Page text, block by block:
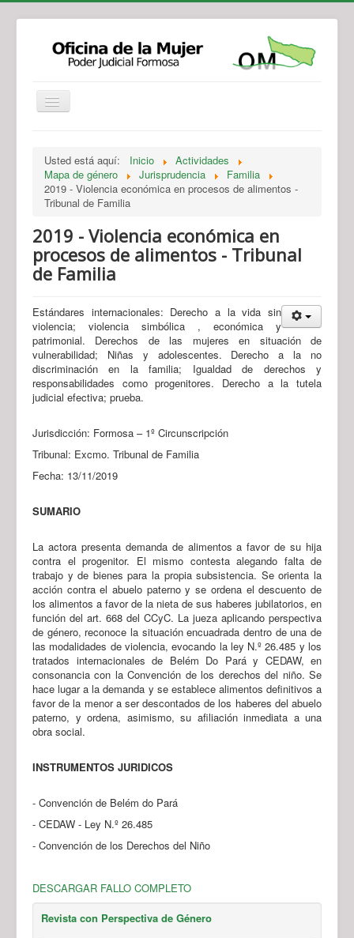
Legislación
Novedades
Recursos y Servicios de Atención
Contacto
Usted está aquí: Inicio
Actividades
Mapa de género
Jurisprudencia
Familia
2019 - Violencia económica en procesos de alimentos -
Tribunal de Familia
2019 - Violencia económica en
procesos de alimentos - Tribunal
de Familia
Estándares internacionales: Derecho a la vida sin
violencia; violencia simbólica , económica y
patrimonial. Derechos de las mujeres en situación de
vulnerabilidad; Niñas y adolescentes. Derecho a la no
discriminación en la familia; Igualdad de derechos y
responsabilidades como progenitores. Derecho a la tutela
judicial efectiva; prueba.
Jurisdicción: Formosa – 1º Circunscripción
Tribunal: Excmo. Tribunal de Familia
Fecha: 13/11/2019
SUMARIO
La actora presenta demanda de alimentos a favor de su hija
contra el progenitor. El mismo contesta alegando falta de
trabajo y de bienes para la propia subsistencia. Se orienta la
acción contra el abuelo paterno y se ordena el descuento de
los alimentos a favor de la nieta de sus haberes jubilatorios, en
función del art. 668 del CCyC. La jueza aplicando perspectiva
de género, reconoce la situación encuadrada dentro de una de
las modalidades de violencia, evocando la ley N.º 26.485 y los
tratados internacionales de Belém Do Pará y CEDAW, en
consonancia con la Convención de los derechos del niño. Se
hace lugar a la demanda y se establece alimentos definitivos a
favor de la menor a ser descontados de los haberes del abuelo
paterno, y ordena, asimismo, su afiliación inmediata a una
obra social.
INSTRUMENTOS JURIDICOS
- Convención de Belém do Pará
- CEDAW - Ley N.º 26.485
- Convención de los Derechos del Niño
DESCARGAR FALLO COMPLETO
Revista con Perspectiva de Género